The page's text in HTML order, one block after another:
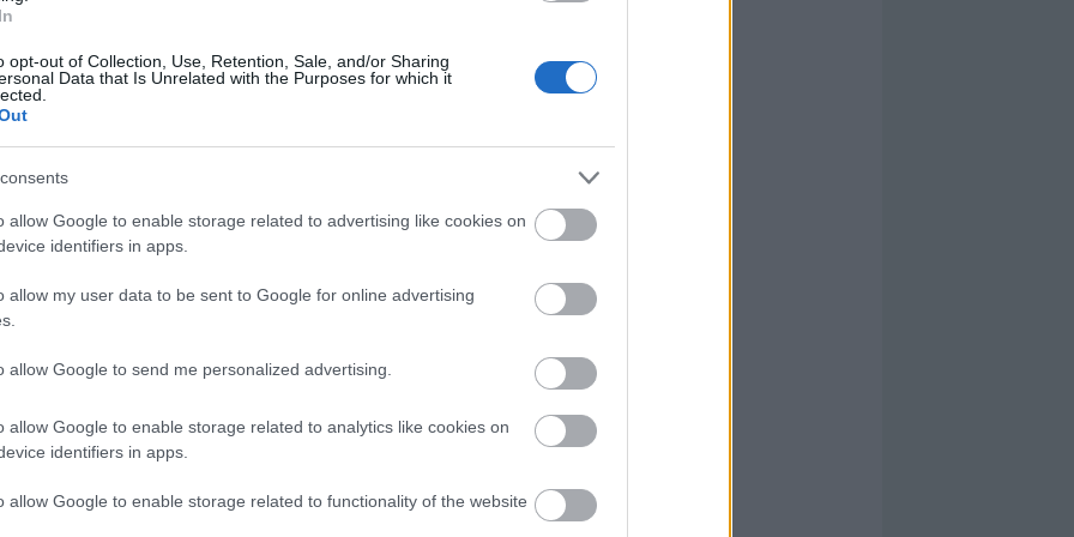
opt-out of Collection, Use, Retention, Sale, and/or Sharing
Data that Is Unrelated with the Purposes for which it
allow Google to enable storage related to advertising like cookies on
identifiers in apps.
allow my user data to be sent to Google for online advertising
allow Google to send me personalized advertising.
allow Google to enable storage related to analytics like cookies on
identifiers in apps.
allow Google to enable storage related to functionality of the website
octubre 2022 PorJesus Gallo |
cuatro futbolistas fueron algunos de los ganadores de la
8 tras sumar 9 o más puntos con un valor de mercado
a los 2 millones de euros.
Comunio: los lesionados y sancionados de la
1
Liga volvió tras tres meses de ausencia y los contratiempos
lesionados o tocados de la jornada 1.